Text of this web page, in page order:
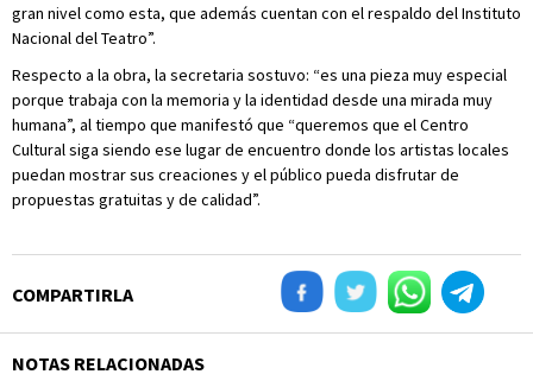
gran nivel como esta, que además cuentan con el respaldo del Instituto
Nacional del Teatro”.
Respecto a la obra, la secretaria sostuvo: “es una pieza muy especial
porque trabaja con la memoria y la identidad desde una mirada muy
humana”, al tiempo que manifestó que “queremos que el Centro
Cultural siga siendo ese lugar de encuentro donde los artistas locales
puedan mostrar sus creaciones y el público pueda disfrutar de
propuestas gratuitas y de calidad”.
COMPARTIRLA
NOTAS RELACIONADAS